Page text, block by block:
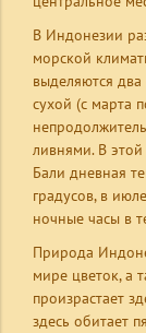
В Индонезии
морской
выделяются
сухой (с марта
ливнями. В
Бали дневная
градусов, в
ночные часы в
Природа
мире цветок, а
произрастает
здесь обитает